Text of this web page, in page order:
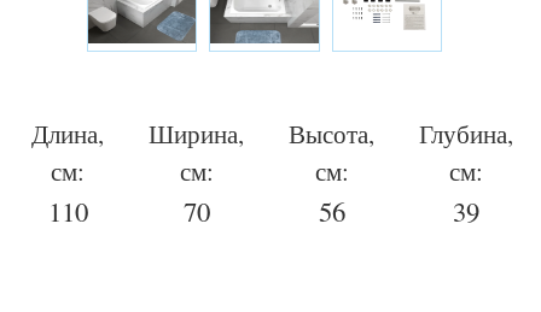
Длина,
см:
110
Ширина,
см:
70
Высота,
см:
56
Глубина,
см:
39